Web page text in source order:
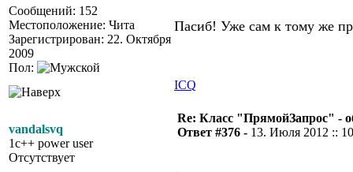
Сообщений: 152
Местоположение: Чита
Зарегистрирован: 22. Октября
2009
Пол:
Пасиб! Уже сам к тому же
ICQ
vandalsvq
1c++ power user
Отсутствует
Re: Класс "ПрямойЗапрос" -
Ответ #376 - 13. Июля 2012 ::